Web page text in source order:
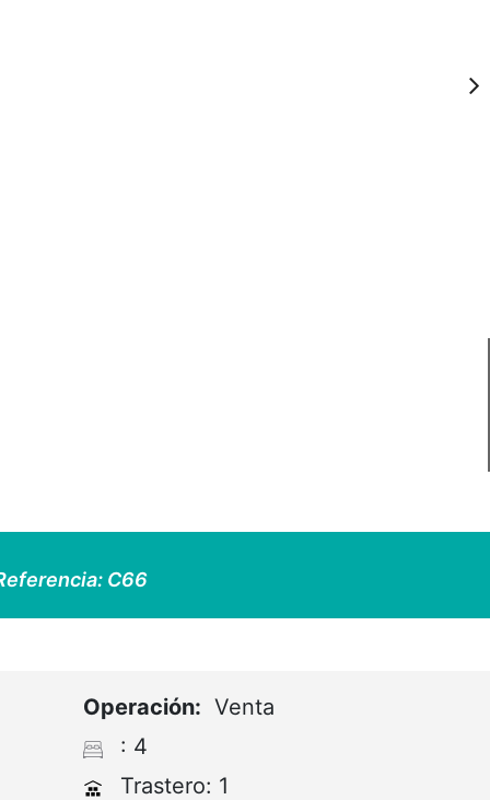
C66
Operación: Venta
: 4
Trastero: 1